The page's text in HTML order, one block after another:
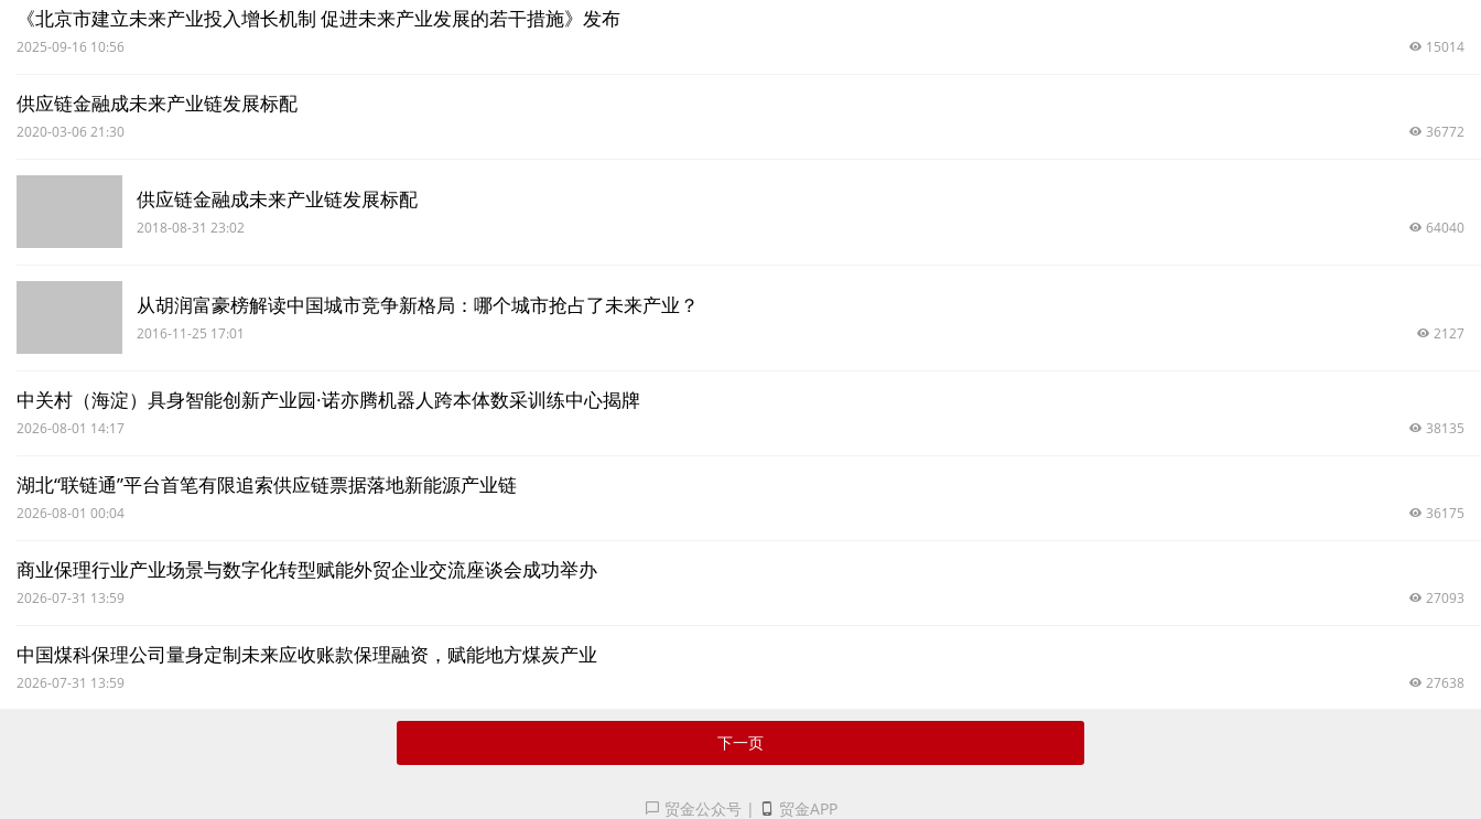
《北京市建立未来产业投入增长机制 促进未来产业发展的若干措施》发布
2025-09-16 10:56 15014
供应链金融成未来产业链发展标配
2020-03-06 21:30 36772
供应链金融成未来产业链发展标配
2018-08-31 23:02 64040
从胡润富豪榜解读中国城市竞争新格局：哪个城市抢占了未来产业？
2016-11-25 17:01 2127
中关村（海淀）具身智能创新产业园·诺亦腾机器人跨本体数采训练中心揭牌
2026-08-01 14:17 38135
湖北“联链通”平台首笔有限追索供应链票据落地新能源产业链
2026-08-01 00:04 36175
商业保理行业产业场景与数字化转型赋能外贸企业交流座谈会成功举办
2026-07-31 13:59 27093
中国煤科保理公司量身定制未来应收账款保理融资，赋能地方煤炭产业
2026-07-31 13:59 27638
下一页
贸金公众号| 贸金APP